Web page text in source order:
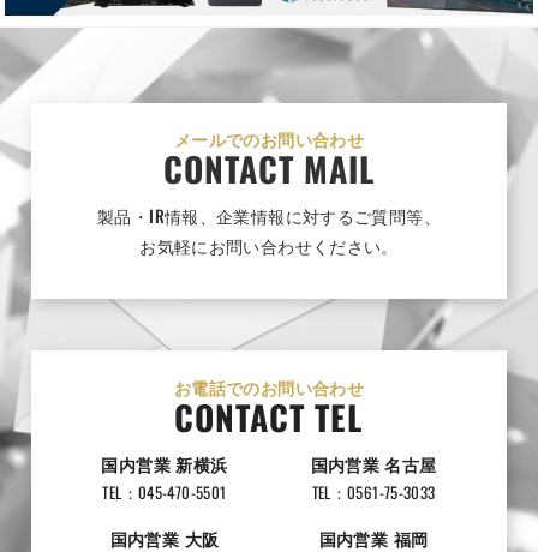
メールでのお問い合わせ
CONTACT MAIL
製品・IR情報、企業情報に対するご質問等、
お気軽にお問い合わせください。
お電話でのお問い合わせ
CONTACT TEL
国内営業 新横浜
TEL：045-470-5501
国内営業 名古屋
TEL：0561-75-3033
国内営業 大阪 国内営業 福岡